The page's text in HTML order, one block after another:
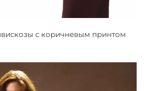
с коричневым принтом